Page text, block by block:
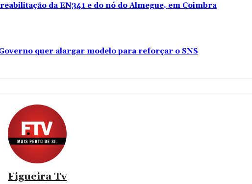
da EN341 e do nó do Almegue, em Coimbra
quer alargar modelo para reforçar o SNS
Figueira Tv